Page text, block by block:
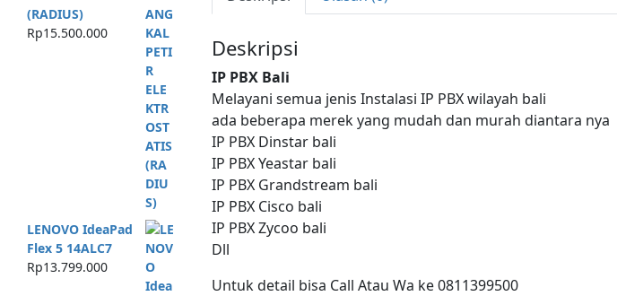
(RADIUS)
Rp15.500.000
LENOVO IdeaPad
Flex 5 14ALC7
Rp13.799.000
Deskripsi
IP PBX Bali
Melayani semua jenis Instalasi IP PBX wilayah bali
ada beberapa merek yang mudah dan murah diantara nya
IP PBX Dinstar bali
IP PBX Yeastar bali
IP PBX Grandstream bali
IP PBX Cisco bali
IP PBX Zycoo bali
Dll
Untuk detail bisa Call Atau Wa ke 0811399500